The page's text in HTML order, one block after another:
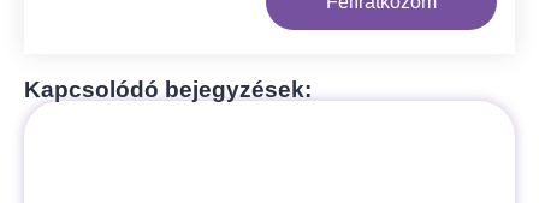
Kapcsolódó bejegyzések: